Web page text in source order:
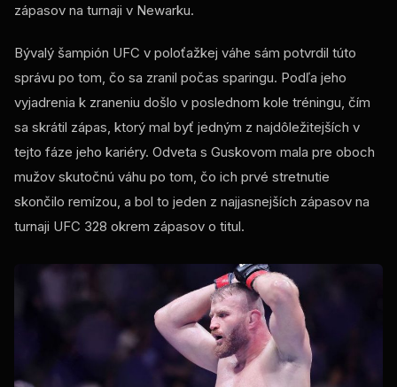
zápasov na turnaji v Newarku.
Bývalý šampión UFC v poloťažkej váhe sám potvrdil túto
správu po tom, čo sa zranil počas sparingu. Podľa jeho
vyjadrenia k zraneniu došlo v poslednom kole tréningu, čím
sa skrátil zápas, ktorý mal byť jedným z najdôležitejších v
tejto fáze jeho kariéry. Odveta s Guskovom mala pre oboch
mužov skutočnú váhu po tom, čo ich prvé stretnutie
skončilo remízou, a bol to jeden z najjasnejších zápasov na
turnaji UFC 328 okrem zápasov o titul.